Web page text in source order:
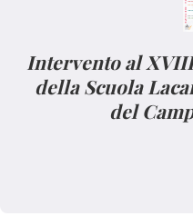
Intervento al
della Scuola
del